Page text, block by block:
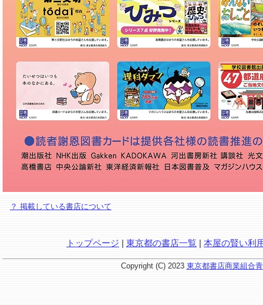
？ 掲載している書店について
トップページ | 東京都の書店一覧 | 本屋の賢い利
Copyright (C) 2023 東京都書店商業組合